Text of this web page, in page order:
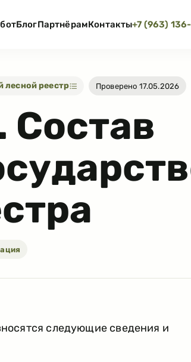
БлогПартнёрамКонтакты+7 (963)
лесной реестр Проверено 17.05.2026
Состав
следующие сведения и